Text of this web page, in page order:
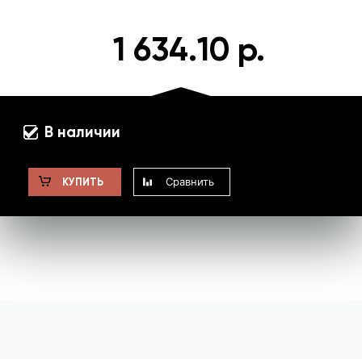
1 634.10 р.
В наличии
КУПИТЬ Сравнить